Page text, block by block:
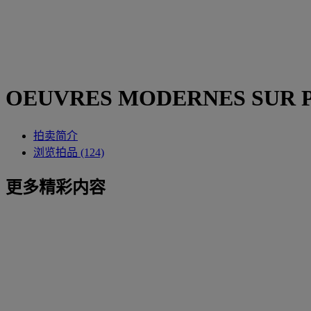
OEUVRES MODERNES SUR
拍卖简介
浏览拍品 (124)
更多精彩内容